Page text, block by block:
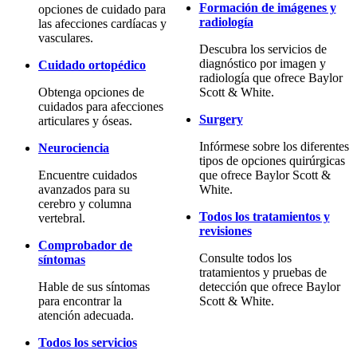
opciones de cuidado para
las afecciones cardíacas y
vasculares.
Cuidado ortopédico
Obtenga opciones de
cuidados para afecciones
articulares y óseas.
Neurociencia
Encuentre cuidados
avanzados para su
cerebro y columna
vertebral.
Comprobador de
síntomas
Hable de sus síntomas
para encontrar la
atención adecuada.
Todos los servicios
Formación de imágenes y
radiología
Descubra los servicios de
diagnóstico por imagen y
radiología que ofrece Baylor
Scott & White.
Surgery
Infórmese sobre los diferentes
tipos de opciones quirúrgicas
que ofrece Baylor Scott &
White.
Todos los tratamientos y
revisiones
Consulte todos los
tratamientos y pruebas de
detección que ofrece Baylor
Scott & White.